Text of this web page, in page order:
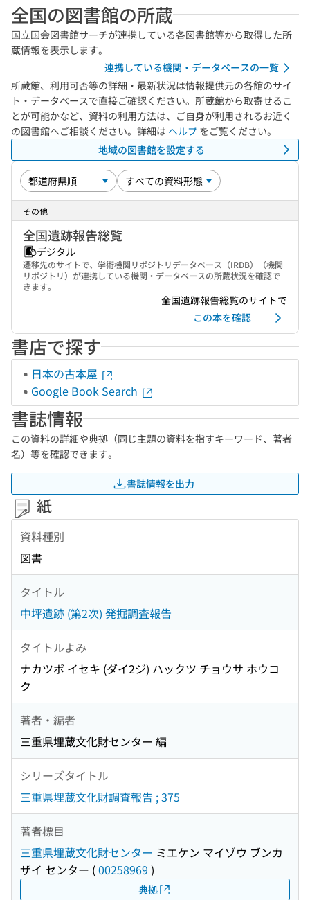
全国の図書館の所蔵
国立国会図書館サーチが連携している各図書館等から取得した所
蔵情報を表示します。
連携している機関・データベースの一覧
所蔵館、利用可否等の詳細・最新状況は情報提供元の各館のサイ
ト・データベースで直接ご確認ください。所蔵館から取寄せるこ
とが可能かなど、資料の利用方法は、ご自身が利用されるお近く
の図書館へご相談ください。詳細は ヘルプ をご覧ください。
地域の図書館を設定する
その他
全国遺跡報告総覧
デジタル
遷移先のサイトで、学術機関リポジトリデータベース（IRDB）（機関
リポジトリ）が連携している機関・データベースの所蔵状況を確認で
きます。
全国遺跡報告総覧のサイトで
この本を確認
書店で探す
日本の古本屋
Google Book Search
書誌情報
この資料の詳細や典拠（同じ主題の資料を指すキーワード、著者
名）等を確認できます。
書誌情報を出力
紙
資料種別
図書
タイトル
中坪遺跡 (第2次) 発掘調査報告
タイトルよみ
ナカツボ イセキ (ダイ2ジ) ハックツ チョウサ ホウコ
ク
著者・編者
三重県埋蔵文化財センター 編
シリーズタイトル
三重県埋蔵文化財調査報告 ; 375
著者標目
三重県埋蔵文化財センター ミエケン マイゾウ ブンカ
ザイ センター (00258969 )
典拠